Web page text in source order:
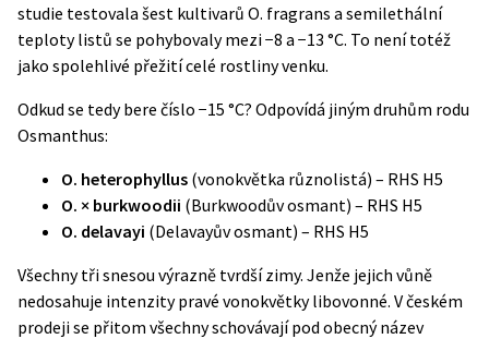
studie testovala šest kultivarů O. fragrans a semilethální
teploty listů se pohybovaly mezi −8 a −13 °C. To není totéž
jako spolehlivé přežití celé rostliny venku.
Odkud se tedy bere číslo −15 °C? Odpovídá jiným druhům rodu
Osmanthus:
O. heterophyllus (vonokvětka různolistá) – RHS H5
O. × burkwoodii (Burkwoodův osmant) – RHS H5
O. delavayi (Delavayův osmant) – RHS H5
Všechny tři snesou výrazně tvrdší zimy. Jenže jejich vůně
nedosahuje intenzity pravé vonokvětky libovonné. V českém
prodeji se přitom všechny schovávají pod obecný název